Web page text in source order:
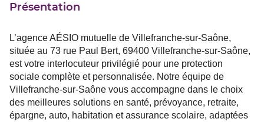
Présentation
L’agence AÉSIO mutuelle de Villefranche-sur-Saône,
située au 73 rue Paul Bert, 69400 Villefranche-sur-Saône,
est votre interlocuteur privilégié pour une protection
sociale complète et personnalisée. Notre équipe de
Villefranche-sur-Saône vous accompagne dans le choix
des meilleures solutions en santé, prévoyance, retraite,
épargne, auto, habitation et assurance scolaire, adaptées